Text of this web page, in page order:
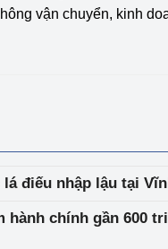
vận chuyển, kinh
điếu nhập lậu tại
hành chính gần 600